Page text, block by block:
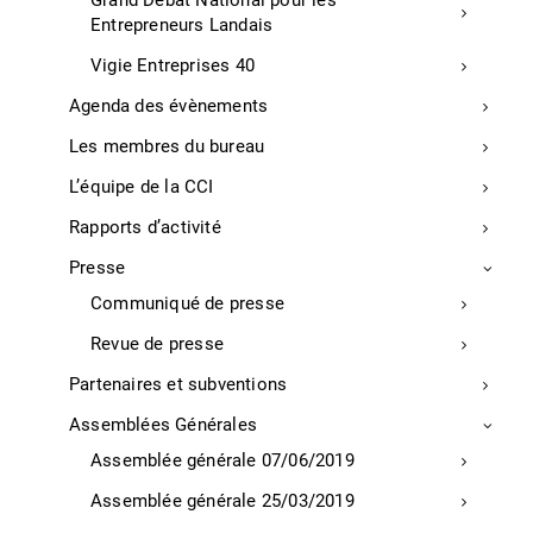
Entrepreneurs Landais
Vigie Entreprises 40
Agenda des évènements
Les membres du bureau
L’équipe de la CCI
Rapports d’activité
Presse
Communiqué de presse
Revue de presse
Partenaires et subventions
Assemblées Générales
Assemblée générale 07/06/2019
Assemblée générale 25/03/2019
Sud Ouest, P.31, 02/09/2021
Optimisme vigilant pour l’économie néo-
aquitaine
En Nouvelle-Aquitaine, Jean-François Clédel, président
de la CCI régionale, fait le point sur la situation
cependant vigilant. Il approuve les annonces du
gouvernement qui adapte ses mesures d’aides. Il note
et l’approvisionnement en matières premières posent